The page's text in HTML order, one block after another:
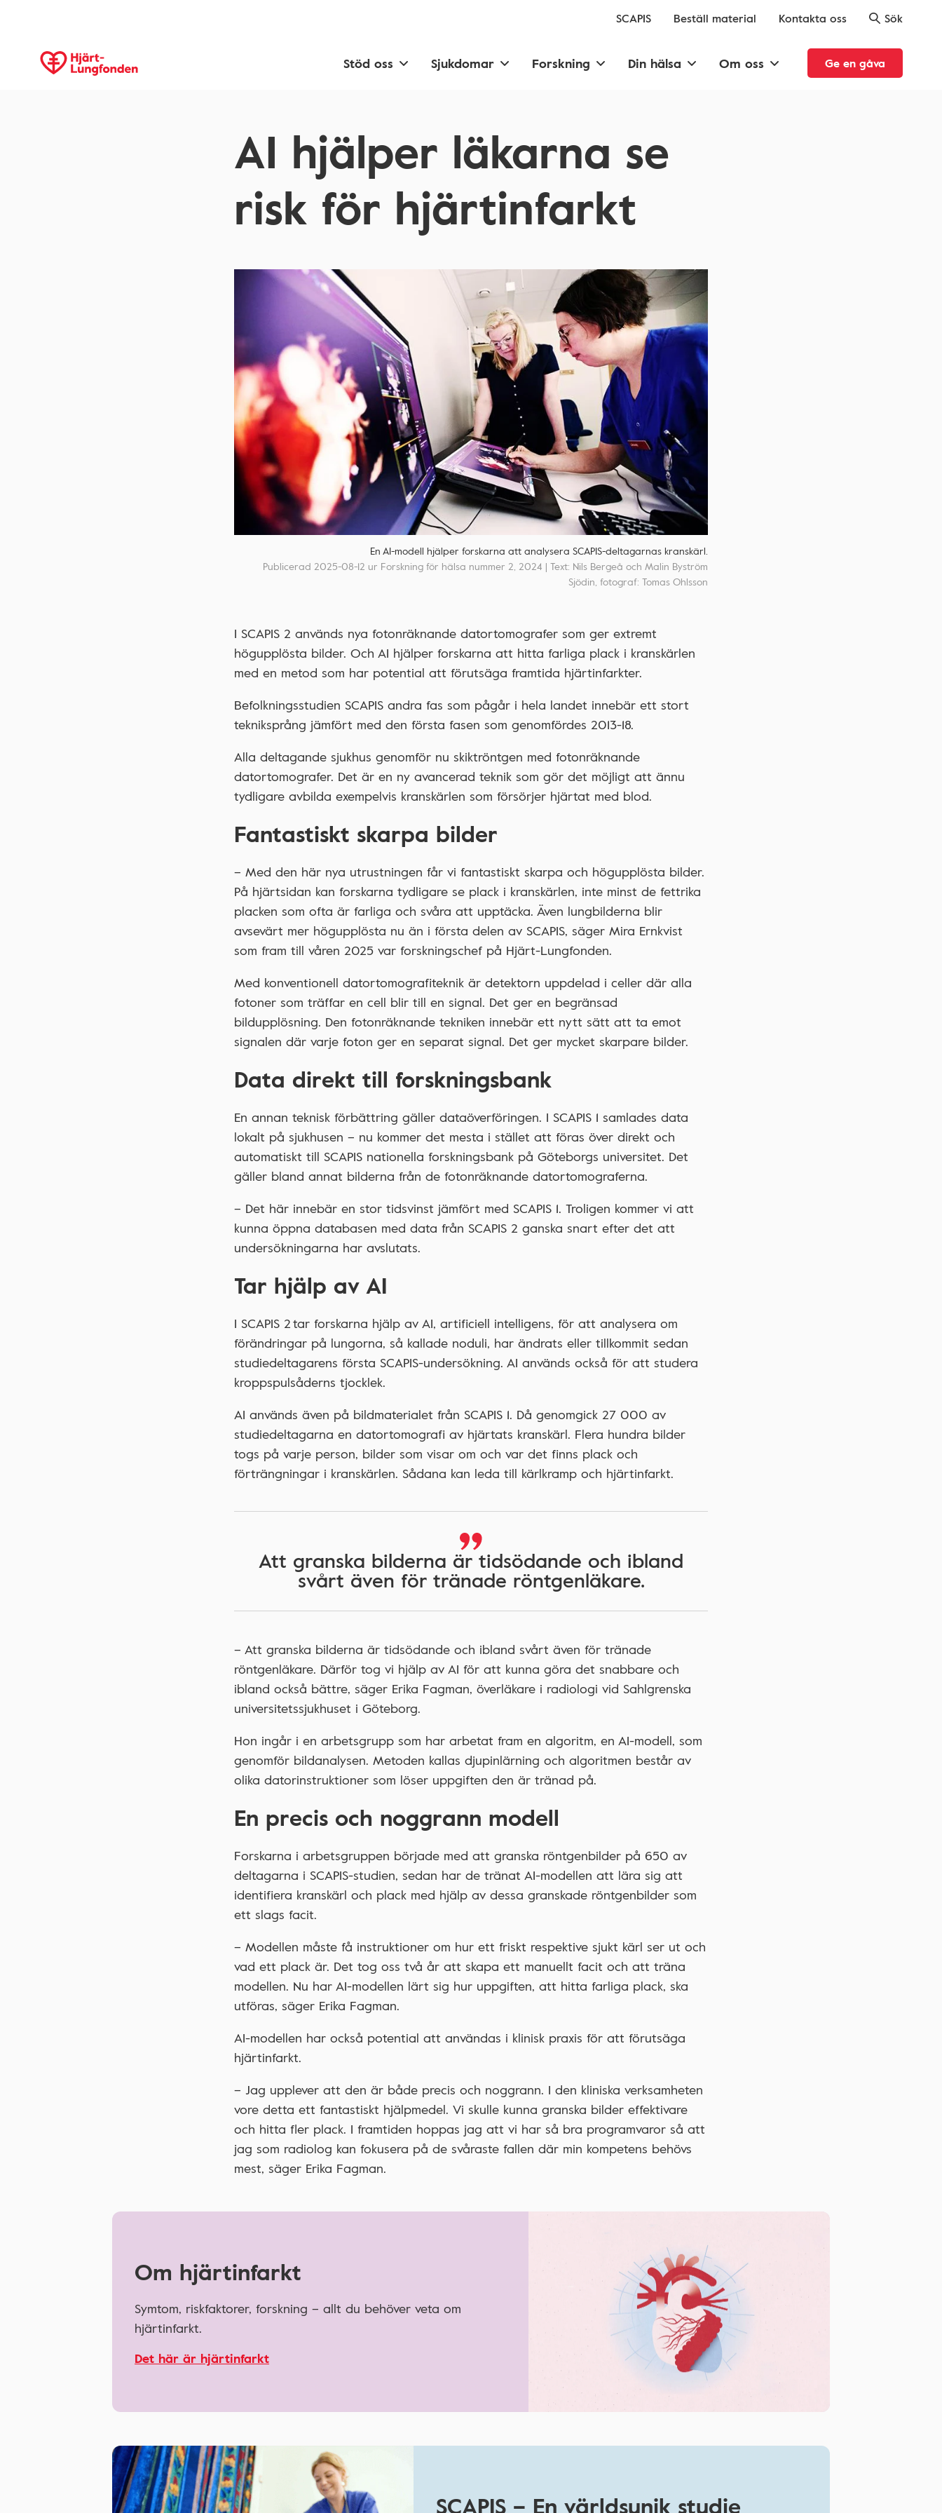
SCAPIS Beställ material Kontakta oss Sök
Stöd oss Sjukdomar Forskning Din hälsa Om oss Ge en gåva
AI hjälper läkarna se
risk för hjärtinfarkt
En AI-modell hjälper forskarna att analysera SCAPIS-deltagarnas kranskärl.
Publicerad 2025-08-12 ur Forskning för hälsa nummer 2, 2024 | Text: Nils Bergeå och Malin Byström
Sjödin, fotograf: Tomas Ohlsson
I SCAPIS 2 används nya fotonräknande datortomografer som ger extremt
högupplösta bilder. Och AI hjälper forskarna att hitta farliga plack i kranskärlen
med en metod som har potential att förutsäga framtida hjärtinfarkter.
Befolkningsstudien SCAPIS andra fas som pågår i hela landet innebär ett stort
tekniksprång jämfört med den första fasen som genomfördes 2013-18.
Alla deltagande sjukhus genomför nu skiktröntgen med fotonräknande
datortomografer. Det är en ny avancerad teknik som gör det möjligt att ännu
tydligare avbilda exempelvis kranskärlen som försörjer hjärtat med blod.
Fantastiskt skarpa bilder
– Med den här nya utrustningen får vi fantastiskt skarpa och högupplösta bilder.
På hjärtsidan kan forskarna tydligare se plack i kranskärlen, inte minst de fettrika
placken som ofta är farliga och svåra att upptäcka. Även lungbilderna blir
avsevärt mer högupplösta nu än i första delen av SCAPIS, säger Mira Ernkvist
som fram till våren 2025 var forskningschef på Hjärt-Lungfonden.
Med konventionell datortomografiteknik är detektorn uppdelad i celler där alla
fotoner som träffar en cell blir till en signal. Det ger en begränsad
bildupplösning. Den fotonräknande tekniken innebär ett nytt sätt att ta emot
signalen där varje foton ger en separat signal. Det ger mycket skarpare bilder.
Data direkt till forskningsbank
En annan teknisk förbättring gäller dataöverföringen. I SCAPIS 1 samlades data
lokalt på sjukhusen – nu kommer det mesta i stället att föras över direkt och
automatiskt till SCAPIS nationella forskningsbank på Göteborgs universitet. Det
gäller bland annat bilderna från de fotonräknande datortomograferna.
– Det här innebär en stor tidsvinst jämfört med SCAPIS 1. Troligen kommer vi att
kunna öppna databasen med data från SCAPIS 2 ganska snart efter det att
undersökningarna har avslutats.
Tar hjälp av AI
I SCAPIS 2 tar forskarna hjälp av AI, artificiell intelligens, för att analysera om
förändringar på lungorna, så kallade noduli, har ändrats eller tillkommit sedan
studiedeltagarens första SCAPIS-undersökning. AI används också för att studera
kroppspulsåderns tjocklek.
AI används även på bildmaterialet från SCAPIS 1. Då genomgick 27 000 av
studiedeltagarna en datortomografi av hjärtats kranskärl. Flera hundra bilder
togs på varje person, bilder som visar om och var det finns plack och
förträngningar i kranskärlen. Sådana kan leda till kärlkramp och hjärtinfarkt.
Att granska bilderna är tidsödande och ibland
svårt även för tränade röntgenläkare.
– Att granska bilderna är tidsödande och ibland svårt även för tränade
röntgenläkare. Därför tog vi hjälp av AI för att kunna göra det snabbare och
ibland också bättre, säger Erika Fagman, överläkare i radiologi vid Sahlgrenska
universitetssjukhuset i Göteborg.
Hon ingår i en arbetsgrupp som har arbetat fram en algoritm, en AI-modell, som
genomför bildanalysen. Metoden kallas djupinlärning och algoritmen består av
olika datorinstruktioner som löser uppgiften den är tränad på.
En precis och noggrann modell
Forskarna i arbetsgruppen började med att granska röntgenbilder på 650 av
deltagarna i SCAPIS-studien, sedan har de tränat AI-modellen att lära sig att
identifiera kranskärl och plack med hjälp av dessa granskade röntgenbilder som
ett slags facit.
– Modellen måste få instruktioner om hur ett friskt respektive sjukt kärl ser ut och
vad ett plack är. Det tog oss två år att skapa ett manuellt facit och att träna
modellen. Nu har AI-modellen lärt sig hur uppgiften, att hitta farliga plack, ska
utföras, säger Erika Fagman.
AI-modellen har också potential att användas i klinisk praxis för att förutsäga
hjärtinfarkt.
– Jag upplever att den är både precis och noggrann. I den kliniska verksamheten
vore detta ett fantastiskt hjälpmedel. Vi skulle kunna granska bilder effektivare
och hitta fler plack. I framtiden hoppas jag att vi har så bra programvaror så att
jag som radiolog kan fokusera på de svåraste fallen där min kompetens behövs
mest, säger Erika Fagman.
Om hjärtinfarkt
Symtom, riskfaktorer, forskning – allt du behöver veta om
hjärtinfarkt.
Det här är hjärtinfarkt
SCAPIS – En världsunik studie